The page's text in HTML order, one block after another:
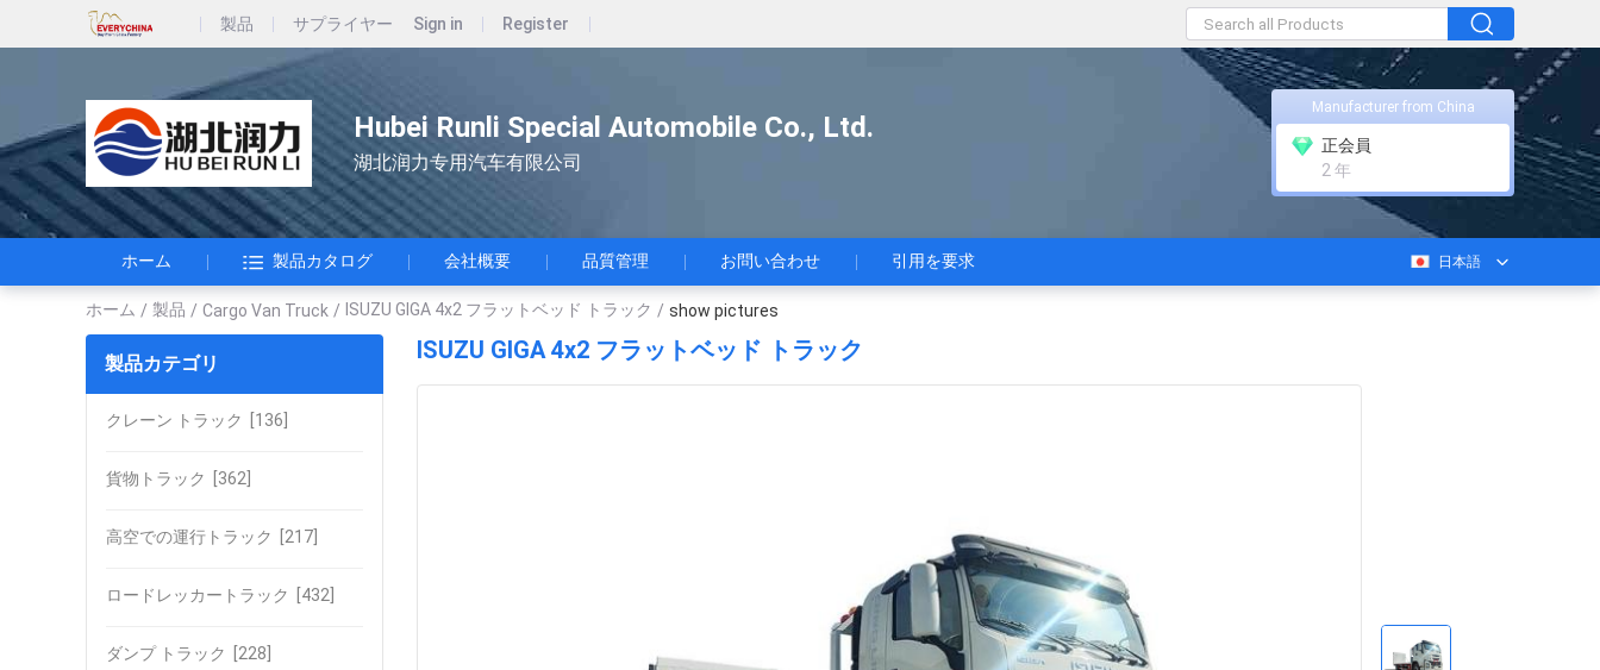
製品 サプライヤー Sign in Register
Hubei Runli Special Automobile Co., Ltd.
湖北润力专用汽车有限公司
Manufacturer from China
正会員
2 年
ホーム 製品カタログ 会社概要 品質管理 お問い合わせ 引用を要求 日本語
ホーム / 製品 / Cargo Van Truck / ISUZU GIGA 4x2 フラットベッド トラック / show pictures
製品カテゴリ
クレーン トラック [136]
貨物トラック [362]
高空での運行トラック [217]
ロードレッカートラック [432]
ダンプ トラック [228]
ISUZU GIGA 4x2 フラットベッド トラック